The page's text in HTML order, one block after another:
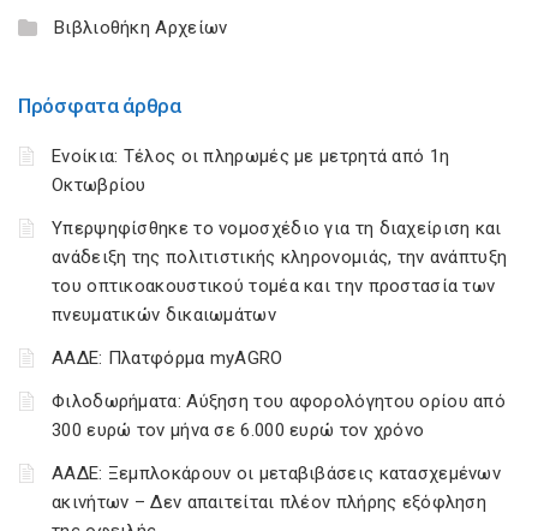
Βιβλιοθήκη Αρχείων
Πρόσφατα άρθρα
Ενοίκια: Τέλος οι πληρωμές με μετρητά από 1η
Οκτωβρίου
Υπερψηφίσθηκε το νομοσχέδιο για τη διαχείριση και
ανάδειξη της πολιτιστικής κληρονομιάς, την ανάπτυξη
του οπτικοακουστικού τομέα και την προστασία των
πνευματικών δικαιωμάτων
ΑΑΔΕ: Πλατφόρμα myAGRO
Φιλοδωρήματα: Αύξηση του αφορολόγητου ορίου από
300 ευρώ τον μήνα σε 6.000 ευρώ τον χρόνο
ΑΑΔΕ: Ξεμπλοκάρουν οι μεταβιβάσεις κατασχεμένων
ακινήτων – Δεν απαιτείται πλέον πλήρης εξόφληση